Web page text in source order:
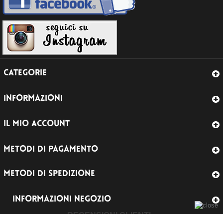
CATEGORIE
INFORMAZIONI
IL MIO ACCOUNT
METODI DI PAGAMENTO
METODI DI SPEDIZIONE
INFORMAZIONI NEGOZIO